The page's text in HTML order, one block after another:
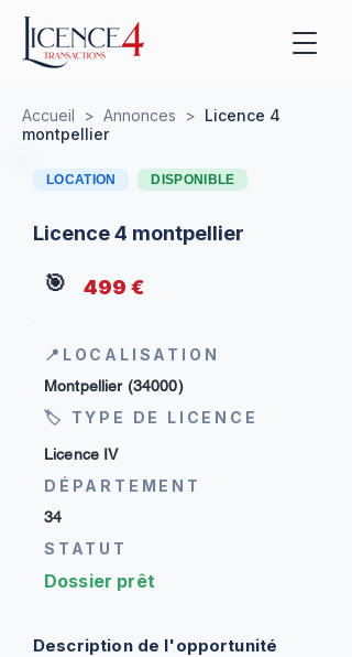
Accueil > Annonces > Licence 4
montpellier
LOCATION DISPONIBLE
Licence 4 montpellier
🎯 499 €
📍LOCALISATION
Montpellier (34000)
🏷 TYPE DE LICENCE
Licence IV
DÉPARTEMENT
34
STATUT
Dossier prêt
Description de l'opportunité